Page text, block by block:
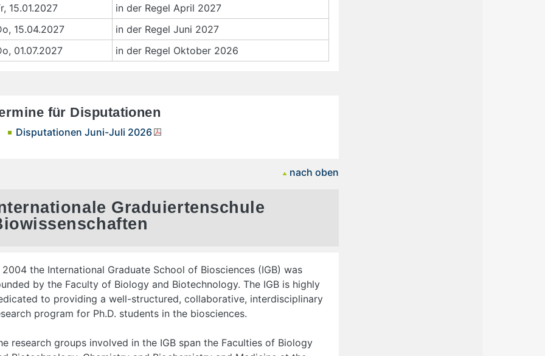
15.01.2027
in der Regel April 2027
15.04.2027
in der Regel Juni 2027
01.07.2027
in der Regel Oktober 2026
für Disputationen
Disputationen Juni-Juli 2026
nach oben
Graduiertenschule
2004 the International Graduate School of Biosciences (IGB) was
by the Faculty of Biology and Biotechnology. The IGB is highly
to providing a well-structured, collaborative, interdisciplinary
program for Ph.D. students in the biosciences.
research groups involved in the IGB span the Faculties of Biology